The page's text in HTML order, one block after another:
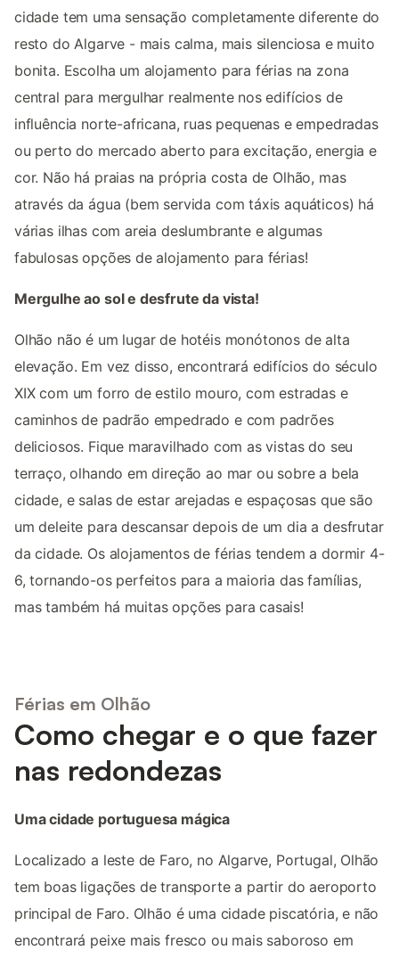
cidade tem uma sensação completamente diferente do
resto do Algarve - mais calma, mais silenciosa e muito
bonita. Escolha um alojamento para férias na zona
central para mergulhar realmente nos edifícios de
influência norte-africana, ruas pequenas e empedradas
ou perto do mercado aberto para excitação, energia e
cor. Não há praias na própria costa de Olhão, mas
através da água (bem servida com táxis aquáticos) há
várias ilhas com areia deslumbrante e algumas
fabulosas opções de alojamento para férias!
Mergulhe ao sol e desfrute da vista!
Olhão não é um lugar de hotéis monótonos de alta
elevação. Em vez disso, encontrará edifícios do século
XIX com um forro de estilo mouro, com estradas e
caminhos de padrão empedrado e com padrões
deliciosos. Fique maravilhado com as vistas do seu
terraço, olhando em direção ao mar ou sobre a bela
cidade, e salas de estar arejadas e espaçosas que são
um deleite para descansar depois de um dia a desfrutar
da cidade. Os alojamentos de férias tendem a dormir 4-
6, tornando-os perfeitos para a maioria das famílias,
mas também há muitas opções para casais!
Férias em Olhão
Como chegar e o que fazer
nas redondezas
Uma cidade portuguesa mágica
Localizado a leste de Faro, no Algarve, Portugal, Olhão
tem boas ligações de transporte a partir do aeroporto
principal de Faro. Olhão é uma cidade piscatória, e não
encontrará peixe mais fresco ou mais saboroso em